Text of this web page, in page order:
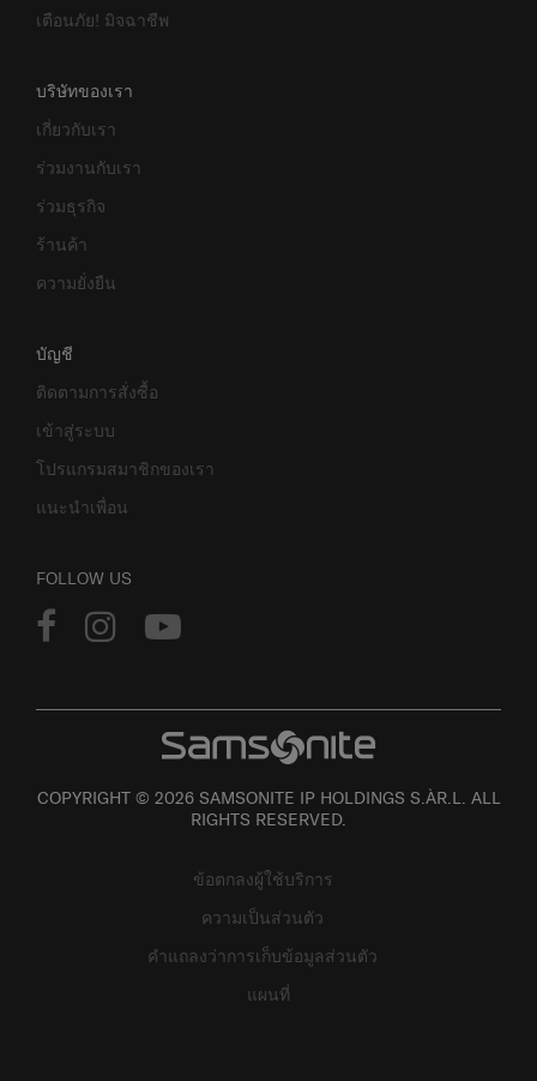
เตือนภัย! มิจฉาชีพ
บริษัทของเรา
เกี่ยวกับเรา
ร่วมงานกับเรา
ร่วมธุรกิจ
ร้านค้า
ความยั่งยืน
บัญชี
ติดตามการสั่งซื้อ
เข้าสู่ระบบ
โปรแกรมสมาชิกของเรา
แนะนำเพื่อน
FOLLOW US
COPYRIGHT © 2026 SAMSONITE IP HOLDINGS S.ÀR.L. ALL
RIGHTS RESERVED.
ข้อตกลงผู้ใช้บริการ
ความเป็นส่วนตัว
คำแถลงว่าการเก็บข้อมูลส่วนตัว
แผนที่